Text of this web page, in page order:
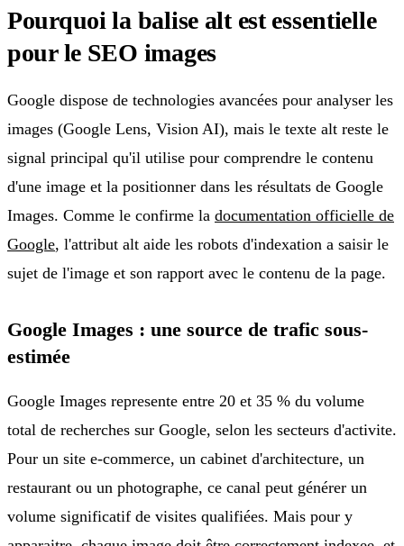
Pourquoi la balise alt est essentielle
pour le SEO images
Google dispose de technologies avancées pour analyser les
images (Google Lens, Vision AI), mais le texte alt reste le
signal principal qu'il utilise pour comprendre le contenu
d'une image et la positionner dans les résultats de Google
Images. Comme le confirme la documentation officielle de
Google, l'attribut alt aide les robots d'indexation a saisir le
sujet de l'image et son rapport avec le contenu de la page.
Google Images : une source de trafic sous-
estimée
Google Images represente entre 20 et 35 % du volume
total de recherches sur Google, selon les secteurs d'activite.
Pour un site e-commerce, un cabinet d'architecture, un
restaurant ou un photographe, ce canal peut générer un
volume significatif de visites qualifiées. Mais pour y